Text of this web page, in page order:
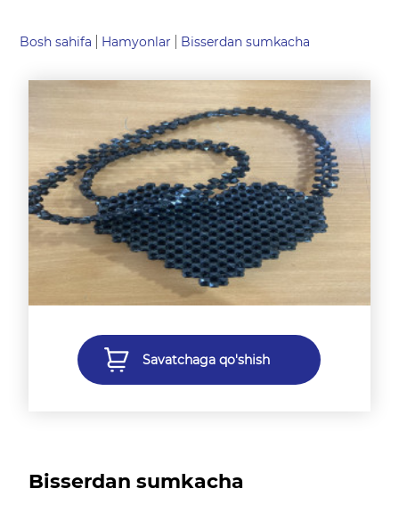
Bosh sahifa Hamyonlar Bisserdan sumkacha
Savatchaga qo'shish
Bisserdan sumkacha